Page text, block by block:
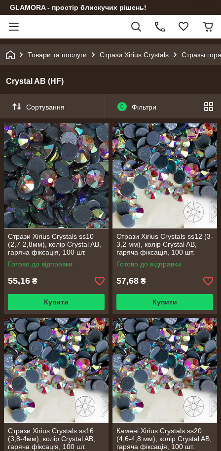
GLAMORA - простір блискучих рішень!
Товари та послуги Стрази Xirius Crystals Стразы
Сrystal AB (HF)
Сортування 0 Фільтри
Стрази Xirius Сrystals ss10
(2,7-2,8мм), колір Crystal AB,
гаряча фіксація, 100 шт.
Готово до відправки
55,16 ₴
Купити
Стрази Xirius Сrystals ss12 (3-
3,2 мм), колір Crystal AB,
гаряча фіксація, 100 шт.
Готово до відправки
57,68 ₴
Купити
Стрази Xirius Сrystals ss16
(3,8-4мм), колір Crystal AB,
гаряча фіксація, 100 шт.
Камені Xirius Сrystals ss20
(4,6-4,8 мм), колір Сrystal AB,
гаряча фіксація, 100 шт.